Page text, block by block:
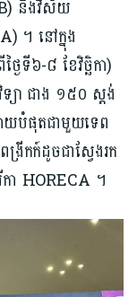
និងវិស័យ
។ នៅក្នុង
ៃទី៦-៨ ខែវិច្ឆិកា)
យា ជាង ១៥០ ស្តង់
ោយបំផុតជាមួយទេព
រីកក៍ដូចជាស្វែងរក
ា HORECA ។